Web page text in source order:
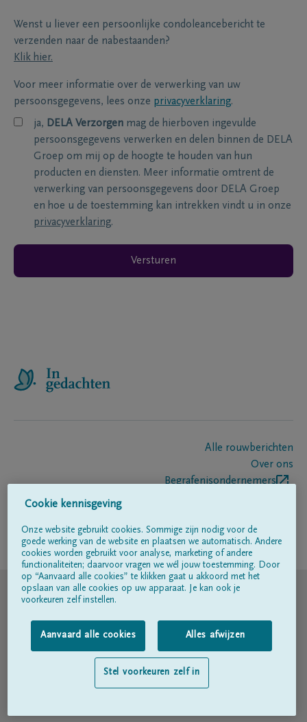
Wenst u liever een persoonlijke condoleancebericht te
verzenden naar de nabestaanden?
Klik hier.
Voor meer informatie over de verwerking van uw
persoonsgegevens, lees onze privacyverklaring.
ja, DELA Verzorgen mag de hierboven ingevulde
persoonsgegevens verwerken en delen binnen de DELA
Groep om mij op de hoogte te houden van hun
producten en diensten. Meer informatie omtrent de
verwerking van persoonsgegevens door DELA Groep
en hoe u de toestemming kan intrekken vindt u in onze
privacyverklaring.
Versturen
Alle rouwberichten
Over ons
Begrafenisondernemers
Volg ons op
© DELA
Gebruiksvoorwaarden
Privacyverklaring
Toegankelijkheidsverklaring
Cookie kennisgeving
Onze website gebruikt cookies. Sommige zijn nodig voor de
goede werking van de website en plaatsen we automatisch. Andere
cookies worden gebruikt voor analyse, marketing of andere
functionaliteiten; daarvoor vragen we wél jouw toestemming. Door
op “Aanvaard alle cookies” te klikken gaat u akkoord met het
opslaan van alle cookies op uw apparaat. Je kan ook je
voorkeuren zelf instellen.
Aanvaard alle cookies Alles afwijzen
Stel voorkeuren zelf in